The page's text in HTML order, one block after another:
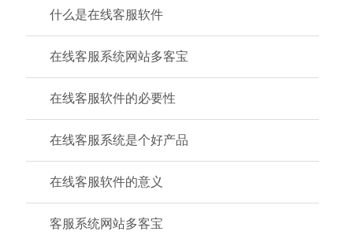
什么是在线客服软件
在线客服系统网站多客宝
在线客服软件的必要性
在线客服系统是个好产品
在线客服软件的意义
客服系统网站多客宝